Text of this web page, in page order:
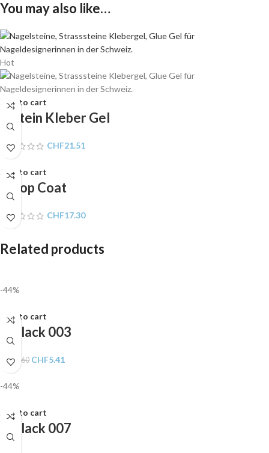
You may also like…
Hot
Add to cart
A Stein Kleber Gel
CHF21.51
Add to cart
A Top Coat
CHF17.30
Related products
-44%
Add to cart
Gellack 003
CHF 9.60 CHF5.41
-44%
Add to cart
Gellack 007